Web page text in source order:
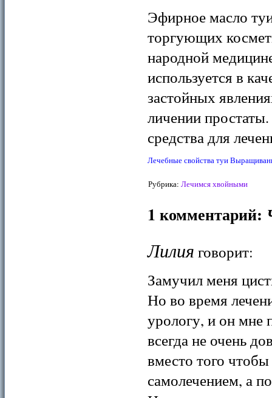
Эфирное масло
торгующих
народной
используется в
застойных
личении
средства для
Лечебные свойства туи
Рубрика: Лечимся хвойными
1 комментарий:
Лилия говорит:
Замучил меня
Но во время
урологу, и он мне
всегда не очень
вместо того
самолечением, а